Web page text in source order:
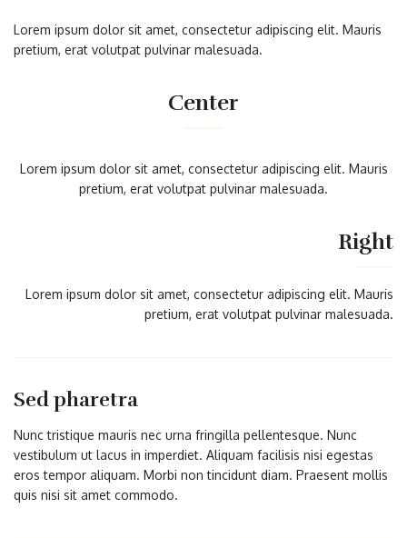
Lorem ipsum dolor sit amet, consectetur adipiscing elit. Mauris
pretium, erat volutpat pulvinar malesuada.
Center
Lorem ipsum dolor sit amet, consectetur adipiscing elit. Mauris
pretium, erat volutpat pulvinar malesuada.
Right
Lorem ipsum dolor sit amet, consectetur adipiscing elit. Mauris
pretium, erat volutpat pulvinar malesuada.
Sed pharetra
Nunc tristique mauris nec urna fringilla pellentesque. Nunc
vestibulum ut lacus in imperdiet. Aliquam facilisis nisi egestas
eros tempor aliquam. Morbi non tincidunt diam. Praesent mollis
quis nisi sit amet commodo.